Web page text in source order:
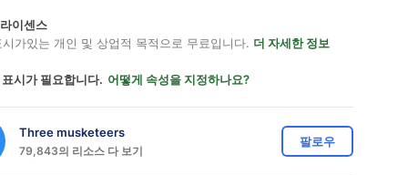
이센스
가있는 개인 및 상업적 목적으로 무료입니다. 더 자세한 정보
시가 필요합니다. 어떻게 속성을 지정하나요?
Three musketeers
79,843의 리소스 다 보기
팔로우